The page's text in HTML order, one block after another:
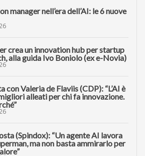
manager nell’era dell’AI: le 6 nuove
crea un innovation hub per startup
alla guida Ivo Boniolo (ex e-Novia)
con Valeria de Flaviis (CDP): “L’AI è
alleati per chi fa innovazione.
(Spindox): “Un agente AI lavora
ma non basta ammirarlo per